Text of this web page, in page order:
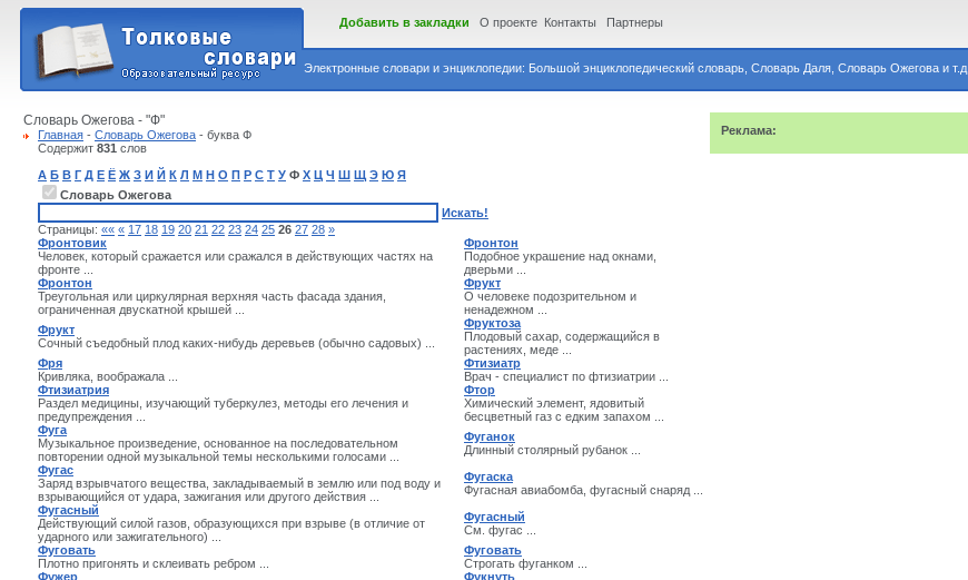
Электронные словари и энциклопедии: Большой энциклопедический словарь, Словарь Даля, Словарь Ожегова и т.д.
Добавить в закладки О проекте Контакты Партнеры
Словарь Ожегова - "Ф"
Главная - Словарь Ожегова - буква Ф
Содержит 831 слов
А Б В Г Д Е Ё Ж З И Й К Л М Н О П Р С Т У Ф Х Ц Ч Ш Щ Э Ю Я
Словарь Ожегова
Искать!
Страницы: «« « 17 18 19 20 21 22 23 24 25 26 27 28 »
Фронтовик
Человек, который сражается или сражался в действующих частях на
фронте ...
Фронтон
Подобное украшение над окнами,
дверьми ...
Фронтон
Треугольная или циркулярная верхняя часть фасада здания,
ограниченная двускатной крышей ...
Фрукт
О человеке подозрительном и
ненадежном ...
Фрукт
Сочный съедобный плод каких-нибудь деревьев (обычно садовых) ...
Фруктоза
Плодовый сахар, содержащийся в
растениях, меде ...
Фря
Кривляка, воображала ...
Фтизиатр
Врач - специалист по фтизиатрии ...
Фтизиатрия
Раздел медицины, изучающий туберкулез, методы его лечения и
предупреждения ...
Фтор
Химический элемент, ядовитый
бесцветный газ с едким запахом ...
Фуга
Музыкальное произведение, основанное на последовательном
повторении одной музыкальной темы несколькими голосами ...
Фуганок
Длинный столярный рубанок ...
Фугас
Заряд взрывчатого вещества, закладываемый в землю или под воду и
взрывающийся от удара, зажигания или другого действия ...
Фугаска
Фугасная авиабомба, фугасный снаряд ...
Фугасный
Действующий силой газов, образующихся при взрыве (в отличие от
ударного или зажигательного) ...
Фугасный
См. фугас ...
Фуговать
Плотно пригонять и склеивать ребром ...
Фуговать
Строгать фуганком ...
Фужер
Фукнуть
Реклама: